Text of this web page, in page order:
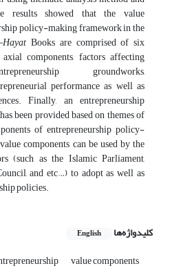
results showed that the value
policy-making framework in the
Books are comprised of six
components, factors affecting
groundworks,
performance as well as
Finally, an entrepreneurship
been provided based on themes of
of entrepreneurship policy-
components can be used by the
(such as the Islamic Parliament,
and etc…) to adopt as well as
policies.
کلیدواژه‌ها English
value components